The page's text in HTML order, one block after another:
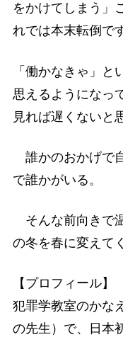
をかけてしまう」
れでは本末転倒で
「働かなきゃ」と
思えるようになっ
見れば遅くないと
誰かのおかげで
で誰かがいる。
そんな前向きで
の冬を春に変えて
【プロフィール】
犯罪学教室のかな
の先生）で、日本